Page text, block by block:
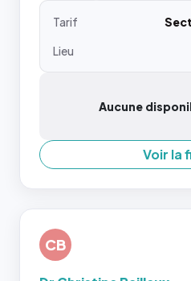
Tarif
Lieu
Aucune
Voir la
CB